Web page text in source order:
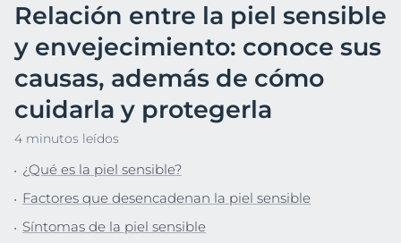
Relación entre la piel sensible
y envejecimiento: conoce sus
causas, además de cómo
cuidarla y protegerla
4 minutos leídos
¿Qué es la piel sensible?
Factores que desencadenan la piel sensible
Síntomas de la piel sensible